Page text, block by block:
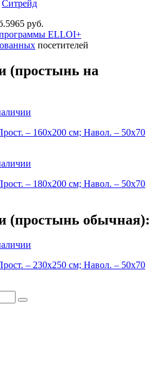
Ситрейд
5965 руб.
ELLOI+
посетителей
(простынь на
– 160х200 см; Навол. – 50х70
– 180х200 см; Навол. – 50х70
(простынь обычная):
– 230х250 см; Навол. – 50х70